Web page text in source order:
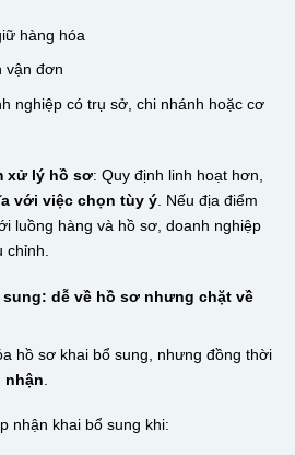
hàng hóa
vận đơn
nghiệp có trụ sở, chi nhánh hoặc cơ
xử lý hồ sơ: Quy định linh hoạt hơn,
với việc chọn tùy ý . Nếu địa điểm
luồng hàng và hồ sơ, doanh nghiệp
dễ về hồ sơ nhưng chặt về
hồ sơ khai bổ sung, nhưng đồng thời
nhận
nhận khai bổ sung khi: